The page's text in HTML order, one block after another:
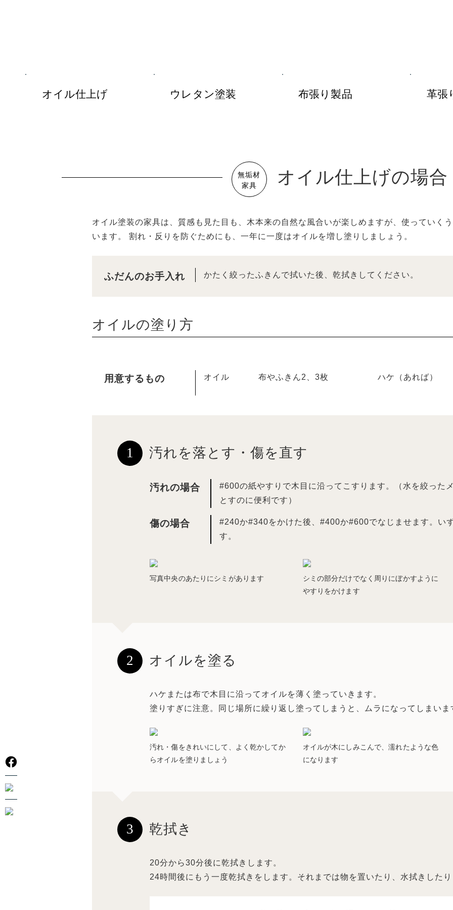
オイル仕上げ ウレタン塗装 布張り製品 革張
無垢材
家具
オイル仕上げの場合
オイル塗装の家具は、質感も見た目も、木本来の自然な風合いが楽しめますが、使っていく
います。 割れ・反りを防ぐためにも、一年に一度はオイルを増し塗りしましょう。
ふだんのお手入れ かたく絞ったふきんで拭いた後、乾拭きしてください。
オイルの塗り方
用意するもの オイル 布やふきん2、3枚 ハケ（あれば）
1 汚れを落とす・傷を直す
汚れの場合
#600の紙やすりで木目に沿ってこすります。（水を絞った
とすのに便利です）
傷の場合
#240か#340をかけた後、#400か#600でなじませます。い
す。
写真中央のあたりにシミがあります
シミの部分だけでなく周りにぼかすように
やすりをかけます
2 オイルを塗る
ハケまたは布で木目に沿ってオイルを薄く塗っていきます。
塗りすぎに注意。同じ場所に繰り返し塗ってしまうと、ムラになってしまいま
汚れ・傷をきれいにして、よく乾かしてか
らオイルを塗りましょう
オイルが木にしみこんで、濡れたような色
になります
3 乾拭き
20分から30分後に乾拭きします。
24時間後にもう一度乾拭きをします。それまでは物を置いたり、水拭きした